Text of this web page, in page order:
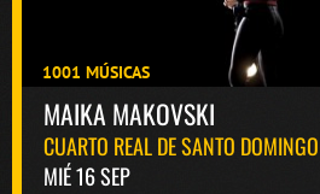
1001 MÚSICAS
MAIKA MAKOVSKI
CUARTO REAL DE SANTO DOMINGO
MIÉ 16 SEP